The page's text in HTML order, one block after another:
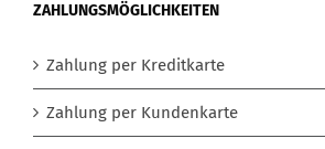
ZAHLUNGSMÖGLICHKEITEN
Zahlung per Kreditkarte
Zahlung per Kundenkarte